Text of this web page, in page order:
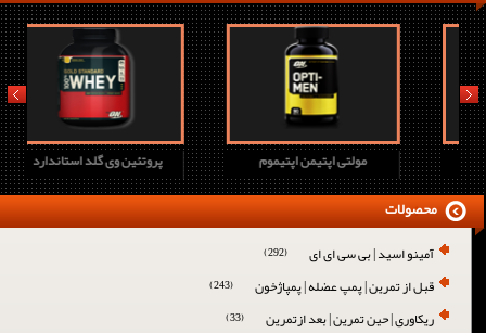
مولتی اپتیمن اپتیموم پروتئین وی اچ دی جدید
prev next
آمینو اسید | بی سی ای ای (292)
قبل از تمرین | پمپ عضله | پمپاژخون (243)
ریکاوری | حین تمرین | بعد ازتمرین (33)
محصولات